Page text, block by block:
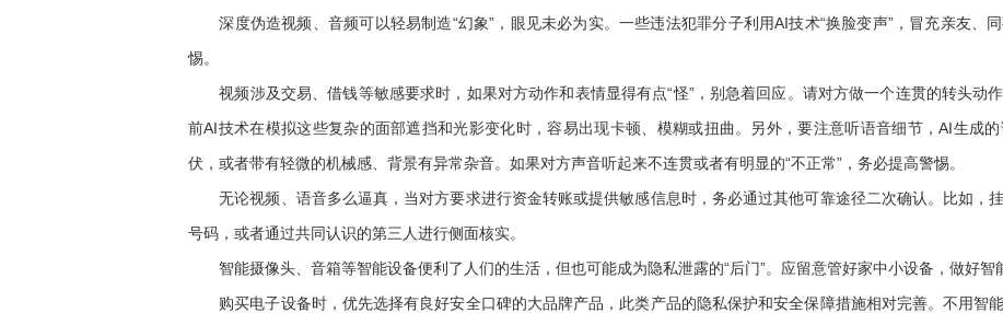
深度伪造视频、音频可以轻易制造“幻象”，眼见未必为实。一些违法犯罪分子利用AI技术“换脸变声”，冒充亲友、
惕。
视频涉及交易、借钱等敏感要求时，如果对方动作和表情显得有点“怪”，别急着回应。请对方做一个连贯的转头动
前AI技术在模拟这些复杂的面部遮挡和光影变化时，容易出现卡顿、模糊或扭曲。另外，要注意听语音细节，AI生成
伏，或者带有轻微的机械感、背景有异常杂音。如果对方声音听起来不连贯或者有明显的“不正常”，务必提高警惕。
无论视频、语音多么逼真，当对方要求进行资金转账或提供敏感信息时，务必通过其他可靠途径二次确认。比如，
号码，或者通过共同认识的第三人进行侧面核实。
智能摄像头、音箱等智能设备便利了人们的生活，但也可能成为隐私泄露的“后门”。应留意管好家中小设备，做好智
购买电子设备时，优先选择有良好安全口碑的大品牌产品，此类产品的隐私保护和安全保障措施相对完善。不用智